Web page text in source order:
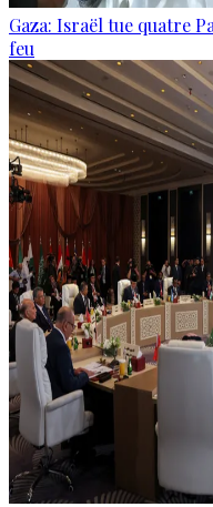
Gaza: Israël tue quatre
feu